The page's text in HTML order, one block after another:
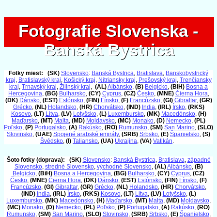
Fotografie Slovenska -
Banská Bystrica
Fotografie Slovenska -
Banská Bystrica
Fotky miest: (SK) Slovensko: Banská Bystrica, Bratislava, Banskobystrický
kraj, Bratislavský kraj, Košický kraj, Nitriansky kraj, Prešovský kraj, Trenčiansky
kraj, Trnavský kraj, Žilinský kraj, (AL)Albánsko, (B) Belgicko, (BiH) Bosna a
Hercegovina, (BG) Bulharsko, (CY) Cyprus, (CZ) Česko, (MNE) Čierna Hora,
(DK) Dánsko, (EST) Estónsko, (FIN) Fínsko, (F) Francúzsko, (GI) Gibraltar, (GR)
Grécko, (NL) Holandsko, (HR) Chorvátsko, (IND) India, (IRL) Írsko, (RKS)
Kosovo, (LT) Litva, (LV) Lotyšsko, (L) Luxembursko, (MK) Macedónsko, (H)
Maďarsko, (MT) Malta, (MD) Moldavsko, (MC) Monako, (D) Nemecko, (PL)
Poľsko, (P) Portugalsko, (A) Rakúsko, (RO) Rumunsko, (SM) San Marino, (SLO)
Slovinsko, (UAE) Spojené arabské emiráty, (SRB) Srbsko, (E) Španielsko, (S)
Švédsko, (I) Taliansko, (UA) Ukrajina, (VA) Vatikán.
Šoto fotky (doprava): (SK) Slovensko: Banská Bystrica, Bratislava, západné
Slovensko, stredné Slovensko, východné Slovensko, (AL)Albánsko, (B)
Belgicko, (BiH) Bosna a Hercegovina, (BG) Bulharsko, (CY) Cyprus, (CZ)
Česko, (MNE) Čierna Hora, (DK) Dánsko, (EST) Estónsko, (FIN) Fínsko, (F)
Francúzsko, (GI) Gibraltar, (GR) Grécko, (NL) Holandsko, (HR) Chorvátsko,
(IND) India, (IRL) Írsko, (RKS) Kosovo, (LT) Litva, (LV) Lotyšsko, (L)
Luxembursko, (MK) Macedónsko, (H) Maďarsko, (MT) Malta, (MD) Moldavsko,
(MC) Monako, (D) Nemecko, (PL) Poľsko, (P) Portugalsko, (A) Rakúsko, (RO)
Rumunsko, (SM) San Marino, (SLO) Slovinsko, (SRB) Srbsko, (E) Španielsko,